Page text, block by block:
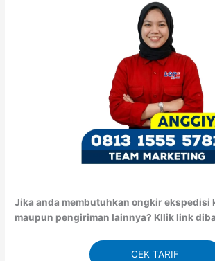
Jika anda membutuhkan ongkir ekspedisi
maupun pengiriman lainnya? Kllik link
CEK TARIF